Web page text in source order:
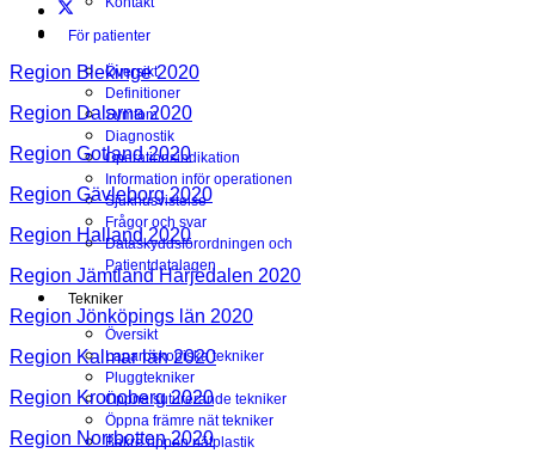
För patienter
Översikt
Definitioner
Symtom
Diagnostik
Operationsindikation
Information inför operationen
Sjukhusvistelse
Frågor och svar
Dataskyddsförordningen och
Patientdatalagen
Tekniker
Översikt
Laparoskopiska tekniker
Pluggtekniker
Öppna suturerande tekniker
Öppna främre nät tekniker
Bakre öppen nätplastik
Region Blekinge 2020
Region Dalarna 2020
Region Gotland 2020
Region Gävleborg 2020
Region Halland 2020
Region Jämtland Härjedalen 2020
Region Jönköpings län 2020
Region Kalmar län 2020
Region Kronoberg 2020
Region Norrbotten 2020